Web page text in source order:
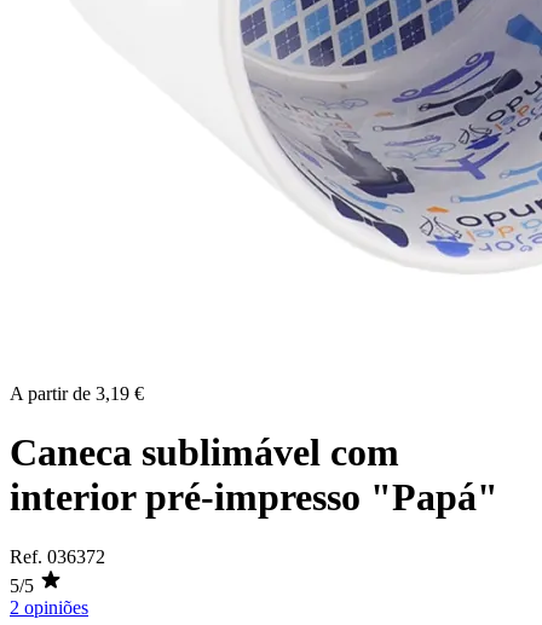
A partir de 3,19 €
Caneca sublimável com
interior pré-impresso "Papá"
Ref. 036372
5/5
2 opiniões